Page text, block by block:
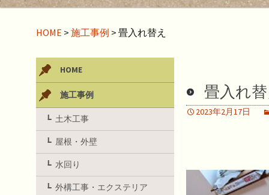
HOME > 施工事例 > 畳入れ替え
畳入れ
2023年2月17日
HOME
施工事例
土木工事
屋根・外壁
水回り
外構工事・エクステリア